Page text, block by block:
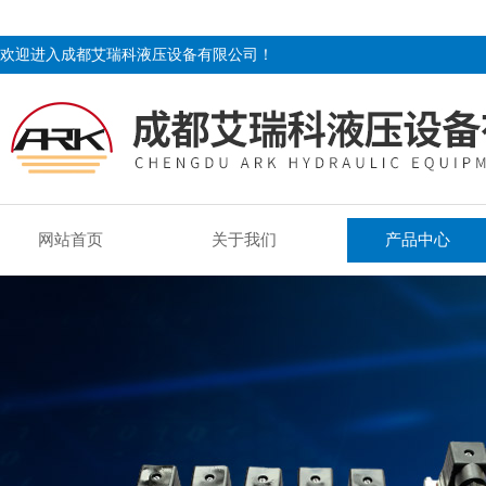
欢迎进入成都艾瑞科液压设备有限公司！
网站首页 关于我们 产品中心